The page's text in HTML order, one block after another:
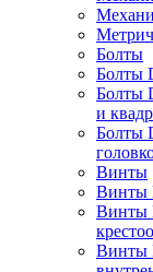
Болты
Болты
Болты
и
Болты
Винты
Винты
Винты
Винты